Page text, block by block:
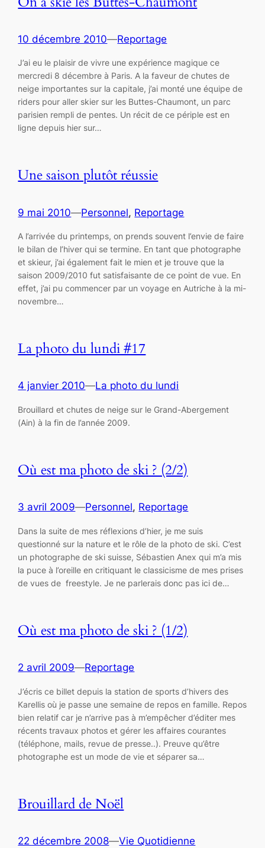
10 décembre 2010—Reportage
J’ai eu le plaisir de vivre une expérience magique ce
mercredi 8 décembre à Paris. A la faveur de chutes de
neige importantes sur la capitale, j’ai monté une équipe de
riders pour aller skier sur les Buttes-Chaumont, un parc
parisien rempli de pentes. Un récit de ce périple est en
ligne depuis hier sur…
Une saison plutôt réussie
9 mai 2010—Personnel, Reportage
A l’arrivée du printemps, on prends souvent l’envie de faire
le bilan de l’hiver qui se termine. En tant que photographe
et skieur, j’ai également fait le mien et je trouve que la
saison 2009/2010 fut satisfaisante de ce point de vue. En
effet, j’ai pu commencer par un voyage en Autriche à la mi-
novembre…
La photo du lundi #17
4 janvier 2010—La photo du lundi
Brouillard et chutes de neige sur le Grand-Abergement
(Ain) à la fin de l’année 2009.
Où est ma photo de ski ? (2/2)
3 avril 2009—Personnel, Reportage
Dans la suite de mes réflexions d’hier, je me suis
questionné sur la nature et le rôle de la photo de ski. C’est
un photographe de ski suisse, Sébastien Anex qui m’a mis
la puce à l’oreille en critiquant le classicisme de mes prises
de vues de freestyle. Je ne parlerais donc pas ici de…
Où est ma photo de ski ? (1/2)
2 avril 2009—Reportage
J’écris ce billet depuis la station de sports d’hivers des
Karellis où je passe une semaine de repos en famille. Repos
bien relatif car je n’arrive pas à m’empêcher d’éditer mes
récents travaux photos et gérer les affaires courantes
(téléphone, mails, revue de presse..). Preuve qu’être
photographe est un mode de vie et séparer sa…
Brouillard de Noël
22 décembre 2008—Vie Quotidienne